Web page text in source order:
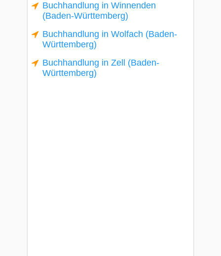
Buchhandlung in Winnenden
(Baden-Württemberg)
Buchhandlung in Wolfach (Baden-
Württemberg)
Buchhandlung in Zell (Baden-
Württemberg)